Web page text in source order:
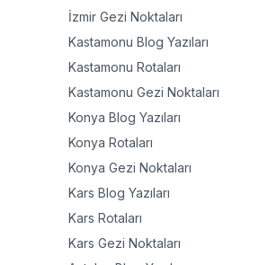
İzmir Gezi Noktaları
Kastamonu Blog Yazıları
Kastamonu Rotaları
Kastamonu Gezi Noktaları
Konya Blog Yazıları
Konya Rotaları
Konya Gezi Noktaları
Kars Blog Yazıları
Kars Rotaları
Kars Gezi Noktaları